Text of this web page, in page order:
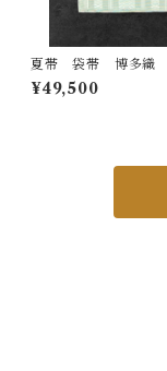
夏帯 袋帯 博多織
な錆青磁色 献上
68㎝ Q7060
¥49,500